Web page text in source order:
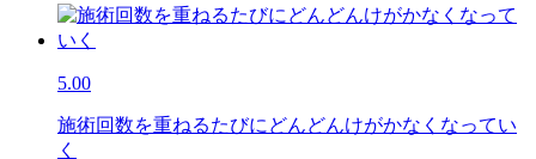
5.00
施術回数を重ねるたびにどんどんけがかなくなってい
く